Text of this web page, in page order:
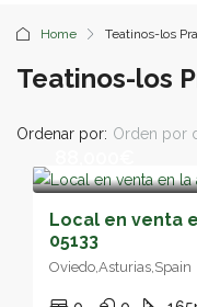
Home Teatinos-los
Teatinos-los
Ordenar por: Orden por
Local en venta
05133
Oviedo,Asturias,Spain